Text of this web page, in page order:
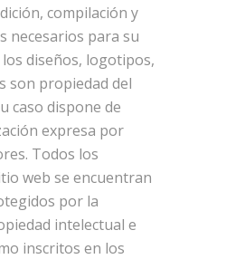
compilación y
necesarios para su
diseños, logotipos,
son propiedad del
caso dispone de
expresa por
Todos los
web se encuentran
por la
intelectual e
inscritos en los